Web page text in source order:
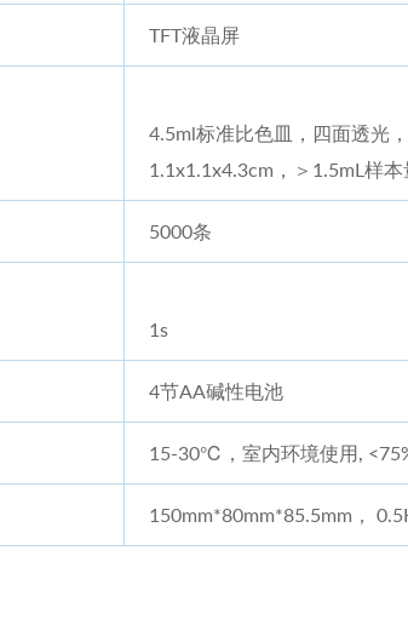
TFT液晶屏
4.5ml标准比色皿，四面透光
1.1x1.1x4.3cm，＞1.5mL样本
5000条
1s
4节AA碱性电池
15-30℃，室内环境使用,
150mm*80mm*85.5mm，